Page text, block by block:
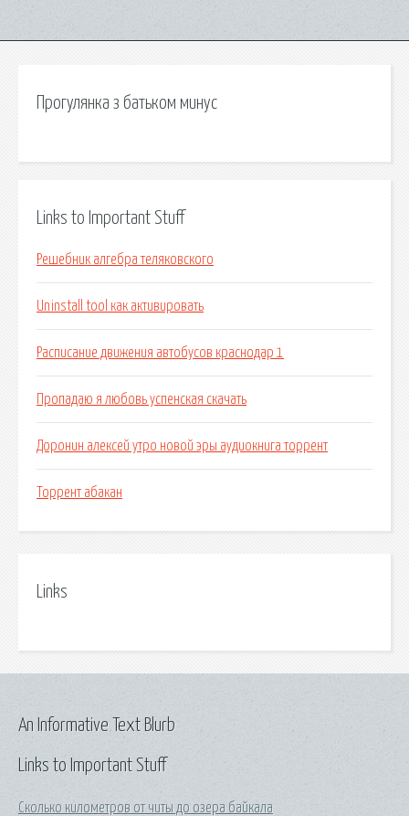
Прогулянка з батьком минус
Links to Important Stuff
Решебник алгебра теляковского
Uninstall tool как активировать
Расписание движения автобусов краснодар 1
Пропадаю я любовь успенская скачать
Доронин алексей утро новой эры аудиокнига торрент
Торрент абакан
Links
Links to Important Stuff
Сколько километров от читы до озера байкала
An Informative Text Blurb